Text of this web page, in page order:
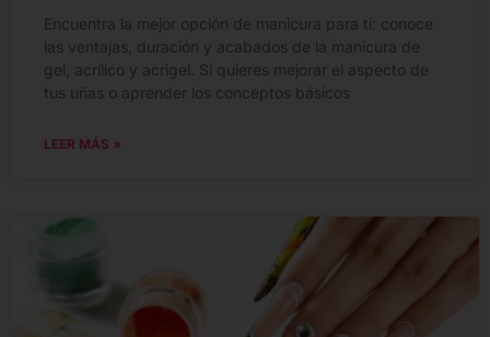
Encuentra la mejor opción de manicura para ti: conoce
las ventajas, duración y acabados de la manicura de
gel, acrílico y acrigel. Si quieres mejorar el aspecto de
tus uñas o aprender los conceptos básicos
LEER MÁS »